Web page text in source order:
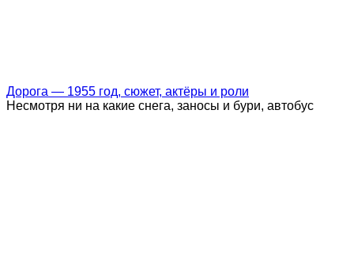
Дорога — 1955 год, сюжет, актёры и роли
Несмотря ни на какие снега, заносы и бури, автобус